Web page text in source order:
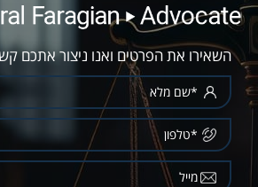
השאירו את הפרטים ואנו ניצור אתכם